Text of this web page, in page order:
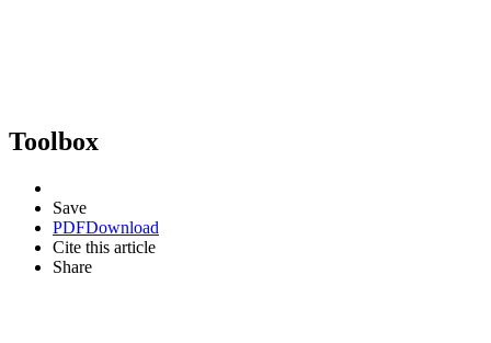
Toolbox
Save
PDFDownload
Cite this article
Share